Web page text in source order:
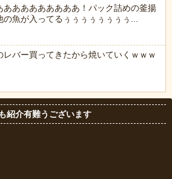
あああああああああ！パック詰めの釜揚
の魚が入ってるぅぅぅぅぅぅぅぅ...
レバー買ってきたから焼いていくｗｗｗ
紹介有難うございます